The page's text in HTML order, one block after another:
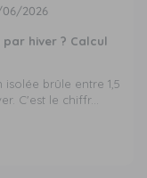
06/2026
hiver ? Calcul
isolée brûle entre 1,5
C'est le chiffr...